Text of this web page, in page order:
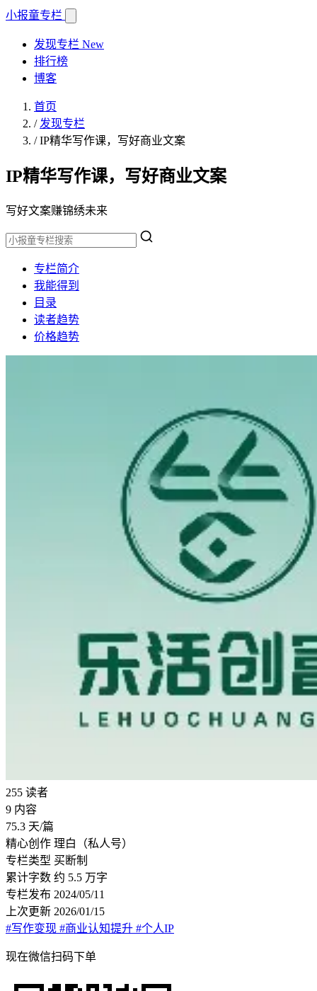
小报童专栏
发现专栏 New
排行榜
博客
首页
/ 发现专栏
/IP精华写作课，写好商业文案
IP精华写作课，写好商业文案
写好文案赚锦绣未来
专栏简介
我能得到
目录
读者趋势
价格趋势
255 读者
9 内容
75.3 天/篇
精心创作 理白（私人号）
专栏类型 买断制
累计字数 约 5.5 万字
专栏发布 2024/05/11
上次更新 2026/01/15
#写作变现 #商业认知提升 #个人IP
现在微信扫码下单